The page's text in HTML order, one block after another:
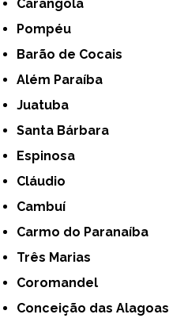
Carangola
Pompéu
Barão de Cocais
Além Paraíba
Juatuba
Santa Bárbara
Espinosa
Cláudio
Cambuí
Carmo do Paranaíba
Três Marias
Coromandel
Conceição das Alagoas